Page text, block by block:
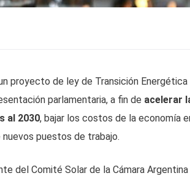
proyecto de ley de Transición Energética
parlamentaria, a fin de acelerar
al 2030, bajar los costos de la economía
puestos de trabajo.
del Comité Solar de la Cámara Argentina